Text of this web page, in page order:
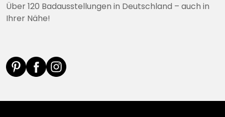
Über 120 Badausstellungen in Deutschland – auch in
Ihrer Nähe!